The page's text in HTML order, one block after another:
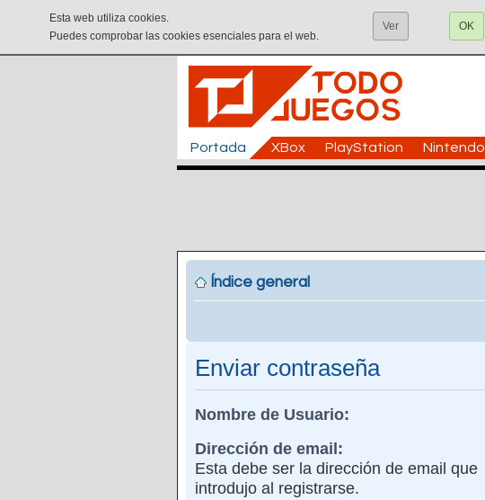
Esta web utiliza cookies.
Puedes comprobar las cookies esenciales para el web.
Ver OK
Portada XBox PlayStation Nintendo
Índice general
Enviar contraseña
Nombre de Usuario:
Dirección de email:
Esta debe ser la dirección de email que
introdujo al registrarse.